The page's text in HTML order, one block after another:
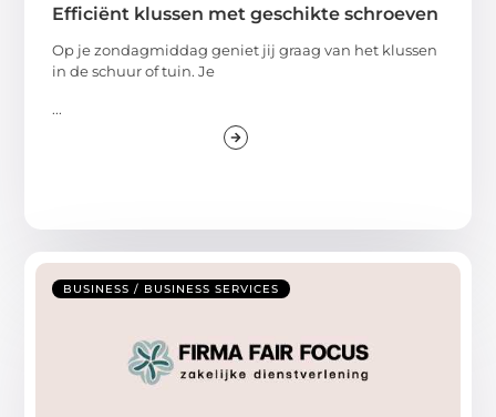
Efficiënt klussen met geschikte schroeven
Op je zondagmiddag geniet jij graag van het klussen
in de schuur of tuin. Je
...
BUSINESS / BUSINESS SERVICES